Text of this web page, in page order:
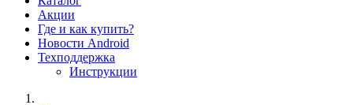
Акции
Где и как купить?
Новости Android
Техподдержка
Инструкции